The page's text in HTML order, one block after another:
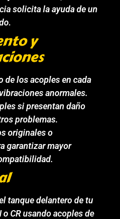
solicita la ayuda de un
y
de los acoples en cada
anormales.
si presentan daño
problemas.
originales o
garantizar mayor
tanque delantero de tu
o CR usando acoples de